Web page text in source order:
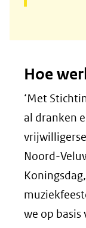
Hoe
‘Met
al dranken
Noord-
we op basis